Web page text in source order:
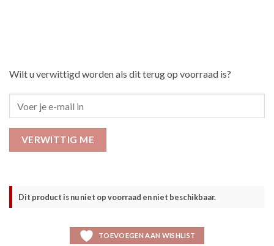
Wilt u verwittigd worden als dit terug op voorraad is?
VERWITTIG ME
Dit product is nu niet op voorraad en niet beschikbaar.
TOEVOEGEN AAN WISHLIST